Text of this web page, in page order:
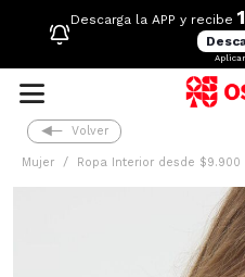
Descarga la APP y recibe
Volver
Mujer Ropa Interior desde $9.900